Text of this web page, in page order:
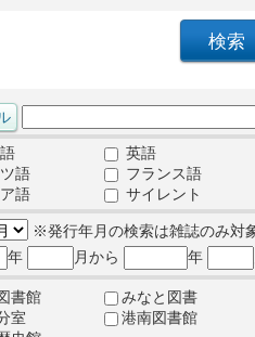
英語
語
フランス語
語
サイレント
※発行年月の検索は雑誌のみ対
年
月から 年
書館
みなと図書
室
港南図書館